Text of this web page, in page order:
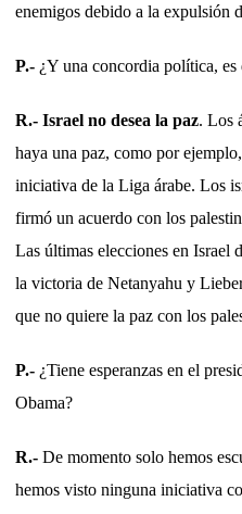
enemigos debido a la expulsión
P.- ¿Y una concordia política, es
R.- Israel no desea la paz. Los
haya una paz, como por
iniciativa de la Liga árabe. Los
firmó un acuerdo con los
Las últimas elecciones en Israel
la victoria de Netanyahu y
que no quiere la paz con los
P.- ¿Tiene esperanzas en el
Obama?
R.- De momento solo hemos
hemos visto ninguna iniciativa